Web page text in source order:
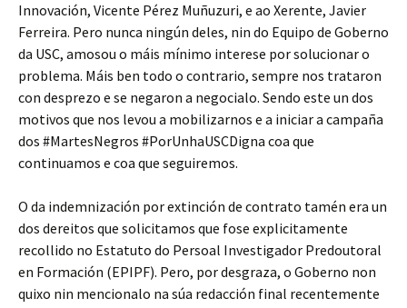
Innovación, Vicente Pérez Muñuzuri, e ao Xerente, Javier
Ferreira. Pero nunca ningún deles, nin do Equipo de Goberno
da USC, amosou o máis mínimo interese por solucionar o
problema. Máis ben todo o contrario, sempre nos trataron
con desprezo e se negaron a negocialo. Sendo este un dos
motivos que nos levou a mobilizarnos e a iniciar a campaña
dos #MartesNegros #PorUnhaUSCDigna coa que
continuamos e coa que seguiremos.
O da indemnización por extinción de contrato tamén era un
dos dereitos que solicitamos que fose explicitamente
recollido no Estatuto do Persoal Investigador Predoutoral
en Formación (EPIPF). Pero, por desgraza, o Goberno non
quixo nin mencionalo na súa redacción final recentemente